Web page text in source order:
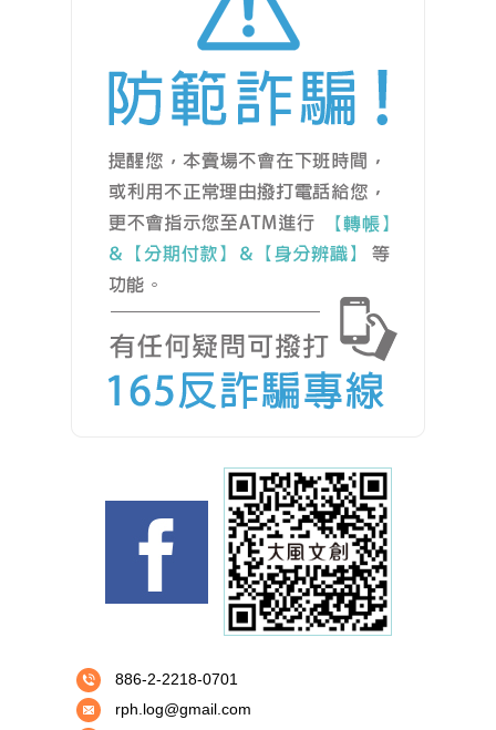
886-2-2218-0701
rph.log@gmail.com